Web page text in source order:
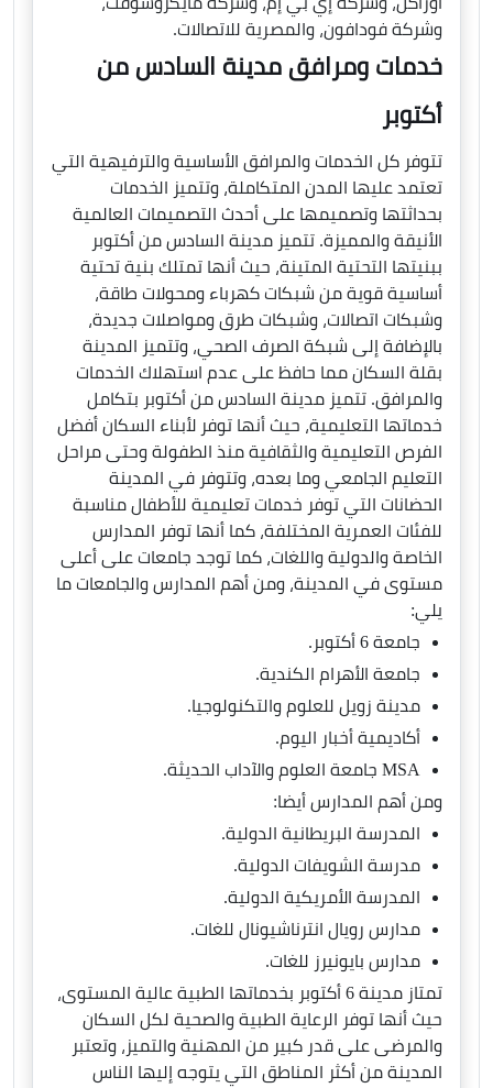
وشركة فودافون، والمصرية للاتصالات.
خدمات ومرافق مدينة السادس من
أكتوبر
تتوفر كل الخدمات والمرافق الأساسية والترفيهية التي
تعتمد عليها المدن المتكاملة، وتتميز الخدمات
بحداثتها وتصميمها على أحدث التصميمات العالمية
الأنيقة والمميزة. تتميز مدينة السادس من أكتوبر
ببنيتها التحتية المتينة، حيث أنها تمتلك بنية تحتية
أساسية قوية من شبكات كهرباء ومحولات طاقة،
وشبكات اتصالات، وشبكات طرق ومواصلات جديدة،
بالإضافة إلى شبكة الصرف الصحي، وتتميز المدينة
بقلة السكان مما حافظ على عدم استهلاك الخدمات
والمرافق. تتميز مدينة السادس من أكتوبر بتكامل
خدماتها التعليمية، حيث أنها توفر لأبناء السكان أفضل
الفرص التعليمية والثقافية منذ الطفولة وحتى مراحل
التعليم الجامعي وما بعده، وتتوفر في المدينة
الحضانات التي توفر خدمات تعليمية للأطفال مناسبة
للفئات العمرية المختلفة، كما أنها توفر المدارس
الخاصة والدولية واللغات، كما توجد جامعات على أعلى
مستوى في المدينة، ومن أهم المدارس والجامعات ما
يلي:
جامعة 6 أكتوبر.
جامعة الأهرام الكندية.
مدينة زويل للعلوم والتكنولوجيا.
أكاديمية أخبار اليوم.
MSA جامعة العلوم والآداب الحديثة.
ومن أهم المدارس أيضا:
المدرسة البريطانية الدولية.
مدرسة الشويفات الدولية.
المدرسة الأمريكية الدولية.
مدارس رويال انترناشيونال للغات.
مدارس بايونيرز للغات.
تمتاز مدينة 6 أكتوبر بخدماتها الطبية عالية المستوى،
حيث أنها توفر الرعاية الطبية والصحية لكل السكان
والمرضى على قدر كبير من المهنية والتميز، وتعتبر
المدينة من أكثر المناطق التي يتوجه إليها الناس